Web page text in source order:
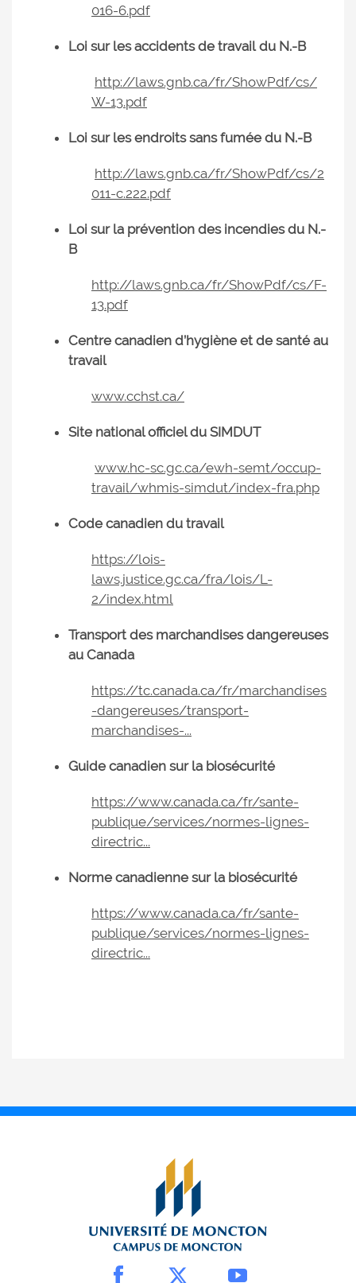
016-6.pdf
Loi sur les accidents de travail du N.-B
http://laws.gnb.ca/fr/ShowPdf/cs/
W-13.pdf
Loi sur les endroits sans fumée du N.-B
http://laws.gnb.ca/fr/ShowPdf/cs/2
011-c.222.pdf
Loi sur la prévention des incendies du N.-
B
http://laws.gnb.ca/fr/ShowPdf/cs/F-
13.pdf
Centre canadien d’hygiène et de santé au
travail
www.cchst.ca/
Site national officiel du SIMDUT
www.hc-sc.gc.ca/ewh-semt/occup-
travail/whmis-simdut/index-fra.php
Code canadien du travail
https://lois-
laws.justice.gc.ca/fra/lois/L-
2/index.html
Transport des marchandises dangereuses
au Canada
https://tc.canada.ca/fr/marchandises
-dangereuses/transport-
marchandises-...
Guide canadien sur la biosécurité
https://www.canada.ca/fr/sante-
publique/services/normes-lignes-
directric...
Norme canadienne sur la biosécurité
https://www.canada.ca/fr/sante-
publique/services/normes-lignes-
directric...